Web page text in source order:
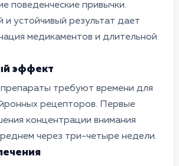
поведенческие привычки.
и устойчивый результат дает
медикаментов и длительной
эффект
требуют времени для
рецепторов. Первые
концентрации внимания
через три-четыре недели.